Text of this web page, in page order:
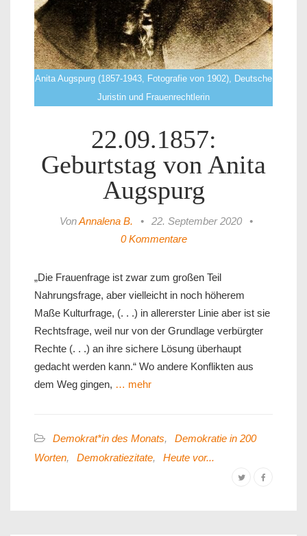
Anita Augspurg (1857-1943, Fotografie von 1902), Deutsche
Juristin und Frauenrechtlerin
22.09.1857:
Geburtstag von Anita
Augspurg
VonAnnalena B. • 22. September 2020
•
0 Kommentare
„Die Frauenfrage ist zwar zum großen Teil
Nahrungsfrage, aber vielleicht in noch höherem
Maße Kulturfrage, (. . .) in allererster Linie aber ist sie
Rechtsfrage, weil nur von der Grundlage verbürgter
Rechte (. . .) an ihre sichere Lösung überhaupt
gedacht werden kann.“ Wo andere Konflikten aus
dem Weg gingen, … mehr
Demokrat*in des Monats,
Demokratie in 200
Worten, Demokratiezitate, Heute vor...